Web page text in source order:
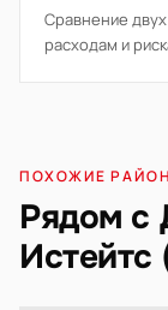
Сравнение
расходам и
ПОХОЖИЕ
Рядом с
Истейтс